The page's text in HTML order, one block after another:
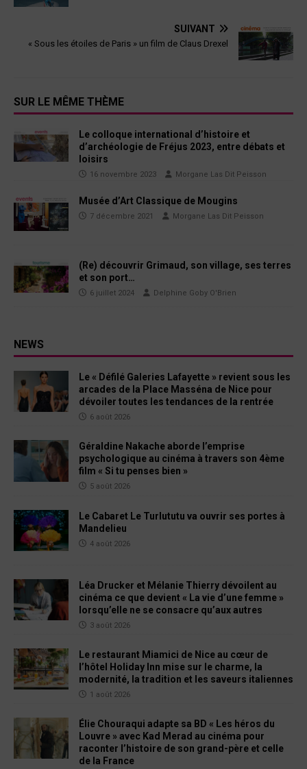
SUIVANT
« Sous les étoiles de Paris » un film de Claus Drexel
SUR LE MÊME THÈME
Le colloque international d’histoire et
d’archéologie de Fréjus 2023, entre débats et
loisirs
16 novembre 2023 Morgane Las Dit Peisson
Musée d’Art Classique de Mougins
7 décembre 2021 Morgane Las Dit Peisson
(Re) découvrir Grimaud, son village, ses terres
et son port…
6 juillet 2024 Delphine Goby O'Brien
NEWS
Le « Défilé Galeries Lafayette » revient sous les
arcades de la Place Masséna de Nice pour
dévoiler toutes les tendances de la rentrée
6 août 2026
Géraldine Nakache aborde l’emprise
psychologique au cinéma à travers son 4ème
film « Si tu penses bien »
5 août 2026
Le Cabaret Le Turlututu va ouvrir ses portes à
Mandelieu
4 août 2026
Léa Drucker et Mélanie Thierry dévoilent au
cinéma ce que devient « La vie d’une femme »
lorsqu’elle ne se consacre qu’aux autres
3 août 2026
Le restaurant Miamici de Nice au cœur de
l’hôtel Holiday Inn mise sur le charme, la
modernité, la tradition et les saveurs italiennes
1 août 2026
Élie Chouraqui adapte sa BD « Les héros du
Louvre » avec Kad Merad au cinéma pour
raconter l’histoire de son grand-père et celle
de la France